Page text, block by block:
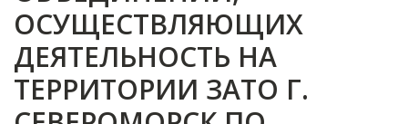
ОСУЩЕСТВЛЯЮЩИХ
ДЕЯТЕЛЬНОСТЬ НА
ТЕРРИТОРИИ ЗАТО Г.